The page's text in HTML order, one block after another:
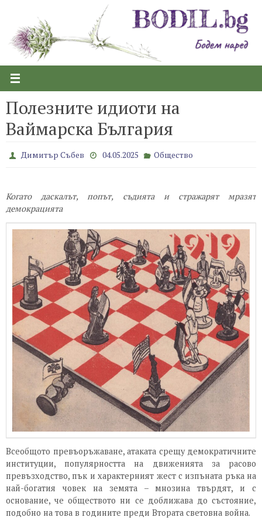
content
Полезните идиоти на
Ваймарска България
Димитър Събев 04.05.2025 Общество
Когато даскалът, попът, съдията и стражарят мразят
демокрацията
Всеобщото превъоръжаване, атаката срещу демократичните
институции, популярността на движенията за расово
превъзходство, пък и характерният жест с изпъната ръка на
най-богатия човек на земята – мнозина твърдят, и с
основание, че обществото ни се доближава до състояние,
подобно на това в годините преди Втората световна война.